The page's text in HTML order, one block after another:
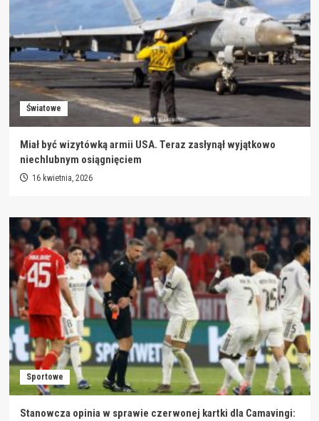
Światowe
Miał być wizytówką armii USA. Teraz zasłynął wyjątkowo
niechlubnym osiągnięciem
16 kwietnia, 2026
Sportowe
Stanowcza opinia w sprawie czerwonej kartki dla Camavingi: